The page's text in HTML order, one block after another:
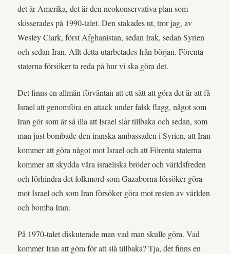
det är Amerika, det är den neokonservativa plan som
skisserades på 1990-talet. Den stakades ut, tror jag, av
Wesley Clark, först Afghanistan, sedan Irak, sedan Syrien
och sedan Iran. Allt detta utarbetades från början. Förenta
staterna försöker ta reda på hur vi ska göra det.
Det finns en allmän förväntan att ett sätt att göra det är att få
Israel att genomföra en attack under falsk flagg, något som
Iran gör som är så illa att Israel slår tillbaka och sedan, som
man just bombade den iranska ambassaden i Syrien, att Iran
kommer att göra något mot Israel och att Förenta staterna
kommer att skydda våra israeliska bröder och världsfreden
och förhindra det folkmord som Gazaborna försöker göra
mot Israel och som Iran försöker göra mot resten av världen
och bomba Iran.
På 1970-talet diskuterade man vad man skulle göra. Vad
kommer Iran att göra för att slå tillbaka? Tja, det finns en